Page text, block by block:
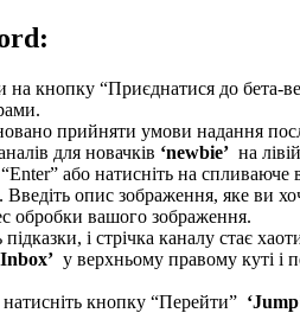
на кнопку “Приєднатися до бета-
прийняти умови надання
для новачків ‘newbie’ на
або натисніть на
Введіть опис зображення, яке ви
обробки вашого зображення.
і стрічка каналу стає
у верхньому правому куті і
кнопку “Перейти”